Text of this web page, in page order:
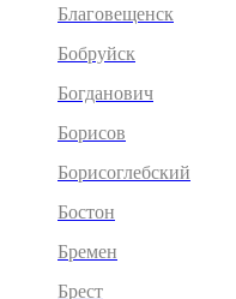
Благовещенск
Бобруйск
Богданович
Борисов
Борисоглебский
Бостон
Бремен
Брест